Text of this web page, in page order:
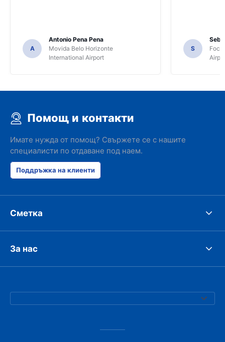
A
Antonio Pena Pena
Movida Belo Horizonte
International Airport
S
Foco
Помощ и контакти
Имате нужда от помощ? Свържете се с нашите
специалисти по отдаване под наем.
Поддръжка на клиенти
Сметка
За нас